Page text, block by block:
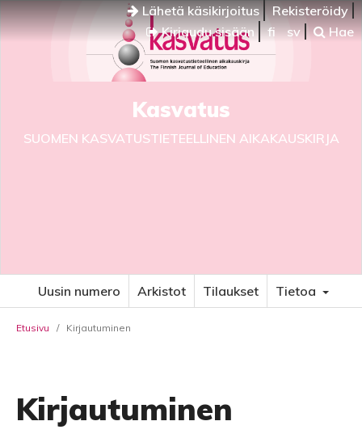
Lähetä käsikirjoitus
Rekisteröidy
Kirjaudu sisään
fi sv Hae
Kasvatus
SUOMEN KASVATUSTIETEELLINEN AIKAKAUSKIRJA
Uusin numero Arkistot Tilaukset Tietoa
Etusivu / Kirjautuminen
Kirjautuminen